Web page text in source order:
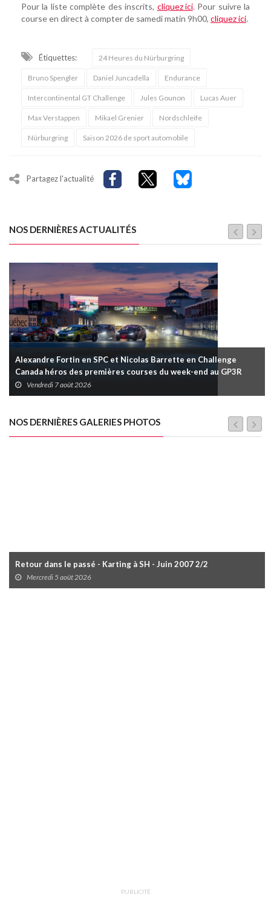
Pour la liste complète des inscrits, cliquez ici. Pour suivre la
course en direct à compter de samedi matin 9h00, cliquez ici.
Étiquettes: 24 Heures du Nürburgring
Bruno Spengler Daniel Juncadella Endurance
Intercontinental GT Challenge Jules Gounon Lucas Auer
Max Verstappen Mikael Grenier Nordschleife
Nürburgring Saison 2026 de sport automobile
Partagez l'actualité
NOS DERNIÈRES ACTUALITÉS
Alexandre Fortin en SPC et Nicolas Barrette en Challenge
Canada héros des premières courses du week-end au GP3R
Vendredi 7 août 2026
NOS DERNIÈRES GALERIES PHOTOS
Retour dans le passé - Karting à SH - Juin 2007 2/2
Mercredi 5 août 2026
PUBLICITÉ